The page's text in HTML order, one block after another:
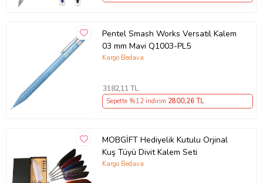
Pentel Smash Works Versatil Kalem
03 mm Mavi Q1003-PL5
Kargo Bedava
3182,11 TL
Sepette %12 İndirim 2800,26 TL
MOBGİFT Hediyelik Kutulu Orjinal
Kuş Tüyü Divit Kalem Seti
Kargo Bedava